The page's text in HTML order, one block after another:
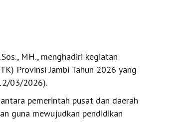
MH., menghadiri kegiatan
Provinsi Jambi Tahun 2026 yang
03/2026).
pemerintah pusat dan daerah
guna mewujudkan pendidikan